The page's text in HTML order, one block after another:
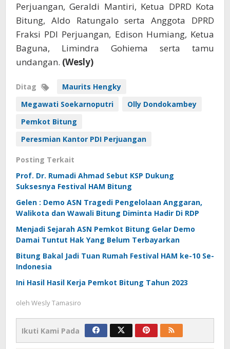
Perjuangan, Geraldi Mantiri, Ketua DPRD Kota
Bitung, Aldo Ratungalo serta Anggota DPRD
Fraksi PDI Perjuangan, Edison Humiang, Ketua
Baguna, Limindra Gohiema serta tamu
undangan. (Wesly)
Ditag
Maurits Hengky
Megawati Soekarnoputri
Olly Dondokambey
Pemkot Bitung
Peresmian Kantor PDI Perjuangan
Posting Terkait
Prof. Dr. Rumadi Ahmad Sebut KSP Dukung
Suksesnya Festival HAM Bitung
Gelen : Demo ASN Tragedi Pengelolaan Anggaran,
Walikota dan Wawali Bitung Diminta Hadir Di RDP
Menjadi Sejarah ASN Pemkot Bitung Gelar Demo
Damai Tuntut Hak Yang Belum Terbayarkan
Bitung Bakal Jadi Tuan Rumah Festival HAM ke-10 Se-
Indonesia
Ini Hasil Hasil Kerja Pemkot Bitung Tahun 2023
oleh Wesly Tamasiro
Ikuti Kami Pada